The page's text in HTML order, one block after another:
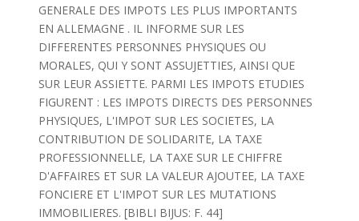
GENERALE DES IMPOTS LES PLUS IMPORTANTS
EN ALLEMAGNE . IL INFORME SUR LES
DIFFERENTES PERSONNES PHYSIQUES OU
MORALES, QUI Y SONT ASSUJETTIES, AINSI QUE
SUR LEUR ASSIETTE. PARMI LES IMPOTS ETUDIES
FIGURENT : LES IMPOTS DIRECTS DES PERSONNES
PHYSIQUES, L'IMPOT SUR LES SOCIETES, LA
CONTRIBUTION DE SOLIDARITE, LA TAXE
PROFESSIONNELLE, LA TAXE SUR LE CHIFFRE
D'AFFAIRES ET SUR LA VALEUR AJOUTEE, LA TAXE
FONCIERE ET L'IMPOT SUR LES MUTATIONS
IMMOBILIERES. [BIBLI BIJUS: F. 44]